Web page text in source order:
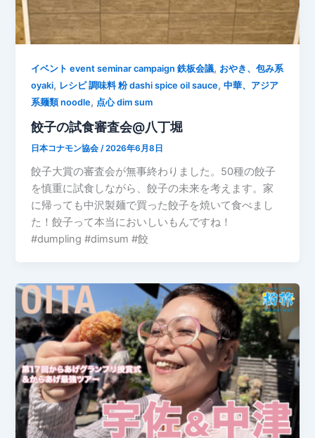
イベント event seminar campaign 鉄板会議, おやき、包み系
oyaki, レシピ 調味料 粉 dashi spice oil sauce,中華、アジア
系麺類 noodle, 点心 dim sum
餃子の試食審査会@八丁堀
日本コナモン協会 /2026年6月8日
餃子大賞の審査会が無事終わりました。50種の餃子
を慎重に試食しながら、餃子の未来を考えます。家
に帰っても中沢製麺で買った餃子を焼いて食べまし
た！餃子って本当においしいもんですね！
#dumpling #dimsum #餃